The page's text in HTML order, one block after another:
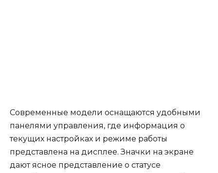
Современные модели оснащаются удобными
панелями управления, где информация о
текущих настройках и режиме работы
представлена на дисплее. Значки на экране
дают ясное представление о статусе